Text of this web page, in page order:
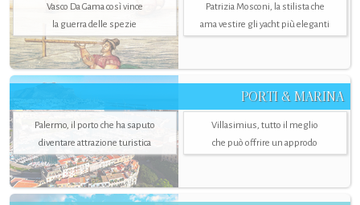
Vasco Da Gama così vince
la guerra delle spezie
Patrizia Mosconi, la stilista che
ama vestire gli yacht più eleganti
PORTI & MARINA
Palermo, il porto che ha saputo
diventare attrazione turistica
Villasimius, tutto il meglio
che può offrire un approdo